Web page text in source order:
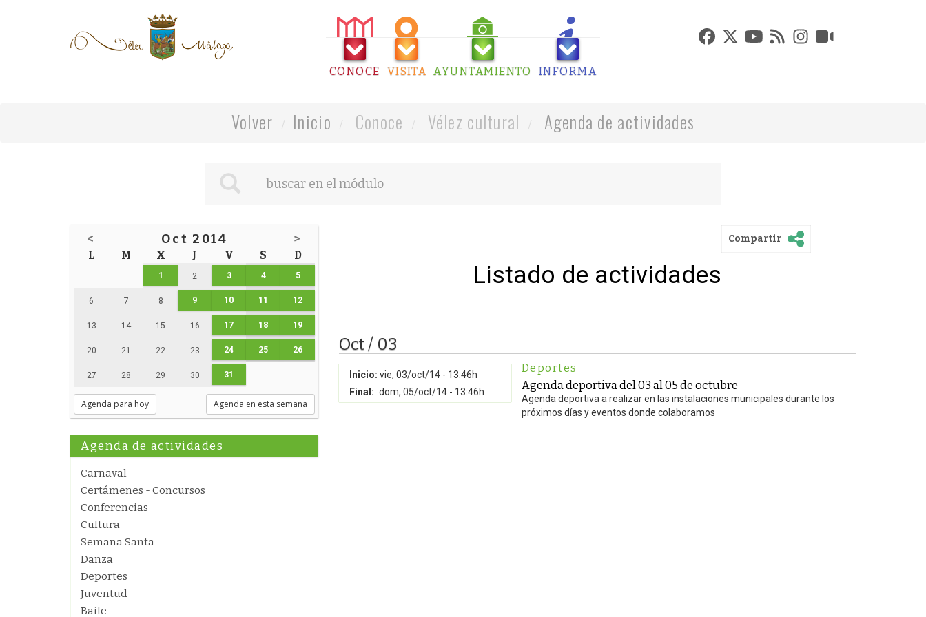
CONOCE VISITA AYUNTAMIENTO INFORMA
Volver Inicio Conoce Vélez cultural Agenda de actividades
< Oct 2014 >
L M X J V S D
1 2 3 4 5
6 7 8 9 10 11 12
13 14 15 16 17 18 19
20 21 22 23 24 25 26
27 28 29 30 31
Agenda para hoy Agenda en esta semana
Agenda de actividades
Carnaval
Certámenes - Concursos
Conferencias
Cultura
Semana Santa
Danza
Deportes
Juventud
Baile
Compartir
Listado de actividades
Oct / 03
Inicio: vie, 03/oct/14 - 13:46h
Final: dom, 05/oct/14 - 13:46h
Deportes
Agenda deportiva del 03 al 05 de octubre
Agenda deportiva a realizar en las instalaciones municipales durante los
próximos días y eventos donde colaboramos